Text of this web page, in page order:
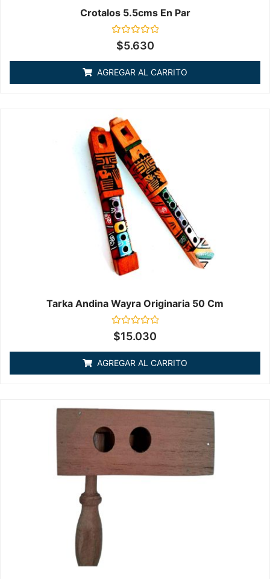
Crotalos 5.5cms En Par
Valorado
en
de
5
$5.630
AGREGAR AL CARRITO
Tarka Andina Wayra Originaria 50 Cm
Valorado
en
de
5
$15.030
AGREGAR AL CARRITO